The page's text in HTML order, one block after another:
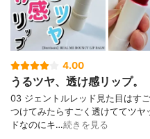
4.00
うるツヤ、透け感リップ。
03 ジェントルレッド見た目はす
つけてみたらすごく透けててツ
ドなのにキ…続きを見る